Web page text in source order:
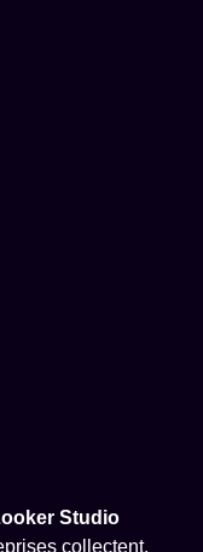
Studio
collectent,